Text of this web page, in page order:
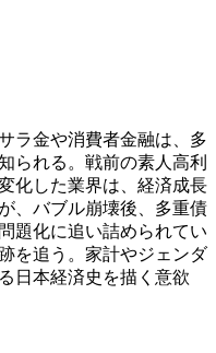
ラ金や消費者金融は、多
られる。戦前の素人高利
化した業界は、経済成長
、バブル崩壊後、多重債
題化に追い詰められてい
を追う。家計やジェンダ
日本経済史を描く意欲